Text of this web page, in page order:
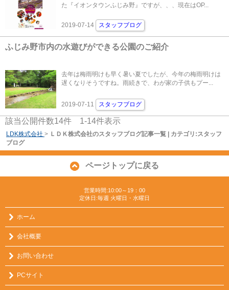
た『イオンタウンふじみ野』ですが、、、現在はOP...
2019-07-14 スタッフブログ
ふじみ野市内の水遊びができる公園のご紹介
去年は梅雨明けも早く暑い夏でしたが、今年の梅雨明けは
遅くなりそうですね。雨続きで、わが家の子供もプー...
2019-07-11 スタッフブログ
該当公開件数14件 1-14件表示
LDK株式会社 > ＬＤＫ株式会社のスタッフブログ記事一覧 | カテゴリ:スタッフ
ブログ
ページトップに戻る
営業時間:10:00～19：00
定休日:毎週 火曜日・水曜日
ホーム
会社概要
お問い合わせ
PCサイト